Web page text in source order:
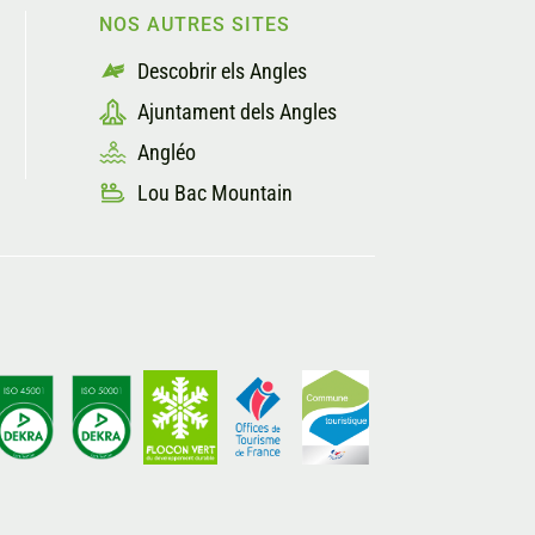
NOS AUTRES SITES
Descobrir els Angles
Ajuntament dels Angles
Angléo
Lou Bac Mountain